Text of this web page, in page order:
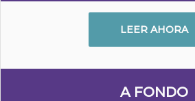
LEER AHORA
A FONDO